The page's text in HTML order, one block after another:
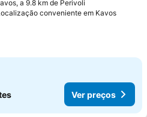
a 9.8 km de Perivoli
conveniente em KavosVer
Ver preços